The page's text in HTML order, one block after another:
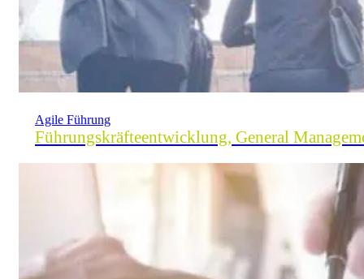
Agile Führung
Führungskräfteentwicklung, General